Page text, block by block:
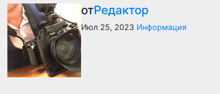
отРедактор
Июл 25, 2023 Информация